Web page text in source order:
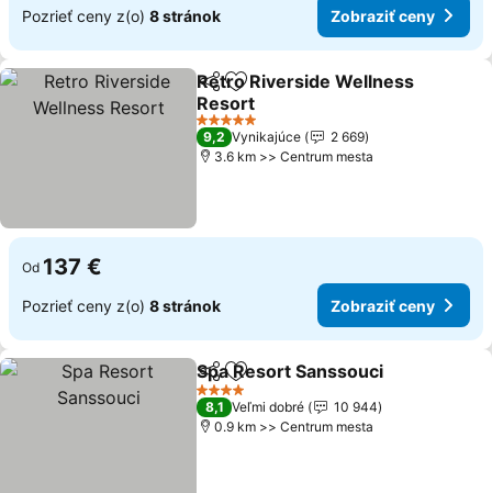
Pozrieť ceny z(o) 8 stránok Zobraziť ceny
ZdieľaťPridať do obľúbených
Retro Riverside Wellness
Resort
5 Počet hviezdičiek
9,2 Vynikajúce
2 669
3.6 km >> Centrum mesta
Od 137 €
Pozrieť ceny z(o) 8 stránok Zobraziť ceny
ZdieľaťPridať do obľúbených
Spa Resort Sanssouci
4 Počet hviezdičiek
8,1 Veľmi dobré
10 944
0.9 km >> Centrum mesta